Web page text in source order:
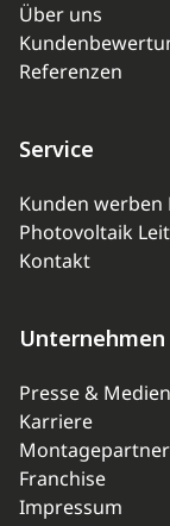
Über uns
Referenzen
Service
Kunden werben
Photovoltaik
Kontakt
Unternehmen
Presse & Medien
Karriere
Franchise
Impressum